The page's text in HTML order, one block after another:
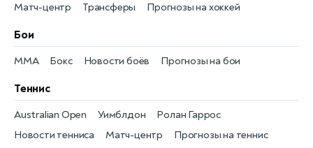
Матч-центр
Трансферы
Прогнозы на хоккей
Бои
Новости боёв
MMA Прогнозы на бои
Бокс
Теннис
Новости тенниса
Australian Open
Матч-центр
Уимблдон
Прогнозы на теннис
Ролан Гаррос